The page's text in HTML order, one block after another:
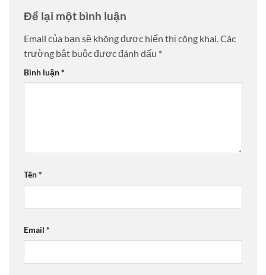
Để lại một bình luận
Email của bạn sẽ không được hiển thị công khai. Các
trường bắt buộc được đánh dấu *
Bình luận*
Tên*
Email *